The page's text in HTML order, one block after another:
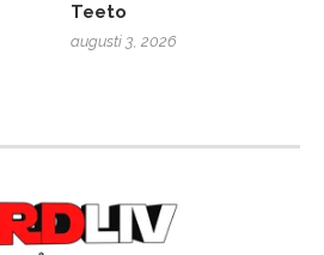
Teeto
augusti 3, 2026